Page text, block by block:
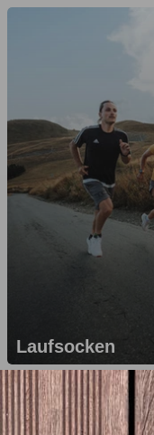
Laufsocken